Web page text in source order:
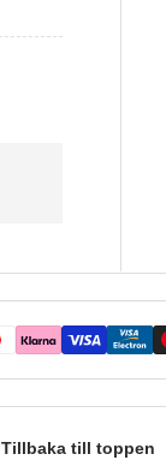
Tillbaka till toppen